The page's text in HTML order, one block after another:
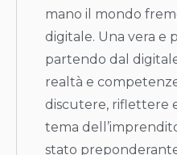
mano il mondo
digitale. Una vera e
partendo dal
realtà e
discutere, riflettere
tema
stato